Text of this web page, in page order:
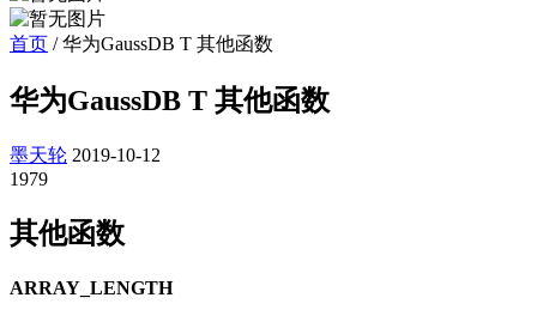
首页 /华为GaussDB T 其他函数
华为GaussDB T 其他函数
墨天轮 2019-10-12
1979
其他函数
ARRAY_LENGTH